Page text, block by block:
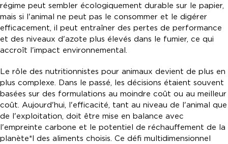
régime peut sembler écologiquement durable sur le papier,
mais si l'animal ne peut pas le consommer et le digérer
efficacement, il peut entraîner des pertes de performance
et des niveaux d'azote plus élevés dans le fumier, ce qui
accroît l'impact environnemental.
Le rôle des nutritionnistes pour animaux devient de plus en
plus complexe. Dans le passé, les décisions étaient souvent
basées sur des formulations au moindre coût ou au meilleur
coût. Aujourd'hui, l'efficacité, tant au niveau de l'animal que
de l'exploitation, doit être mise en balance avec
l'empreinte carbone et le potentiel de réchauffement de la
planète*l des aliments choisis. Ce défi multidimensionnel